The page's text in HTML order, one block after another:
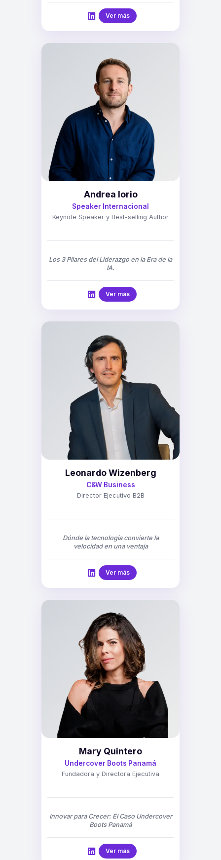
Ver más
Andrea Iorio
Speaker Internacional
Keynote Speaker y Best-selling Author
Los 3 Pilares del Liderazgo en la Era de la
IA.
Ver más
Leonardo Wizenberg
C&W Business
Director Ejecutivo B2B
Dónde la tecnología convierte la
velocidad en una ventaja
Ver más
Mary Quintero
Undercover Boots Panamá
Fundadora y Directora Ejecutiva
Innovar para Crecer: El Caso Undercover
Boots Panamá
Ver más